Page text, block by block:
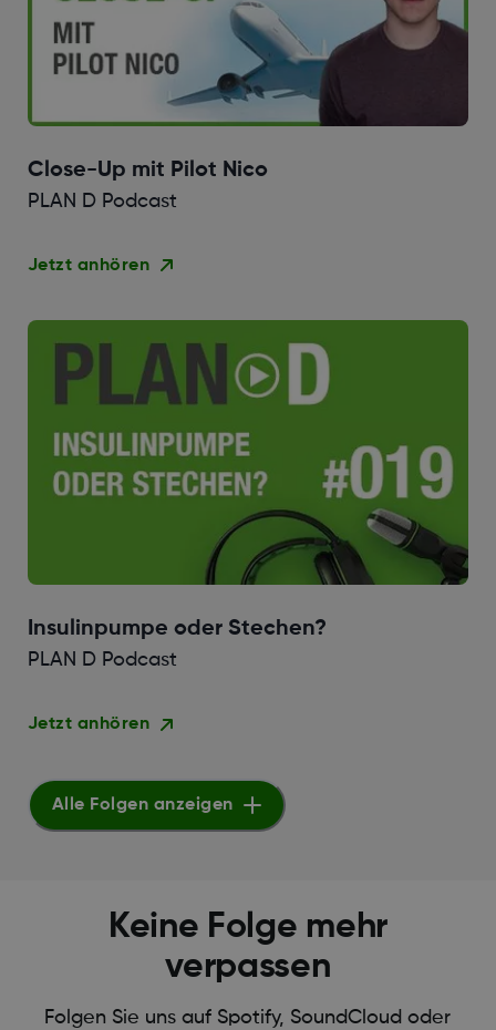
Close-Up mit Pilot Nico
PLAN D Podcast
Jetzt anhören
Insulinpumpe oder Stechen?
PLAN D Podcast
Jetzt anhören
Alle Folgen anzeigen
Keine Folge mehr
verpassen
Folgen Sie uns auf Spotify, SoundCloud oder